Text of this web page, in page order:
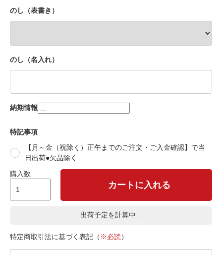
のし（表書き）
のし（名入れ）
納期情報
特記事項
【月～金（祝除く）正午までのご注文・ご入金確認】で当
日出荷●欠品除く
購入数
カートに入れる
出荷予定を計算中...
特定商取引法に基づく表記（ ※必読）